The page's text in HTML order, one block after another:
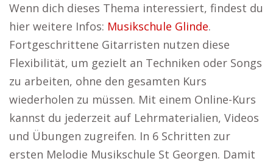
Wenn dich dieses Thema interessiert, findest du
hier weitere Infos: Musikschule Glinde.
Fortgeschrittene Gitarristen nutzen diese
Flexibilität, um gezielt an Techniken oder Songs
zu arbeiten, ohne den gesamten Kurs
wiederholen zu müssen. Mit einem Online-Kurs
kannst du jederzeit auf Lehrmaterialien, Videos
und Übungen zugreifen. In 6 Schritten zur
ersten Melodie Musikschule St Georgen. Damit